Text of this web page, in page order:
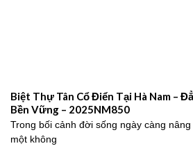
Biệt Thự Tân Cổ Điển Tại Hà Nam –
Bền Vững – 2025NM850
Trong bối cảnh đời sống ngày càng
một không